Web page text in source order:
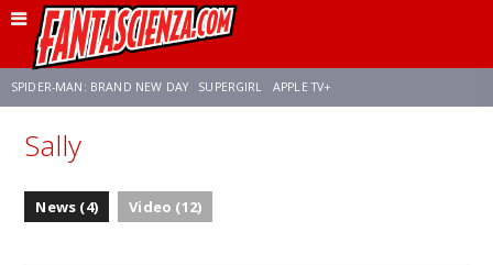
SPIDER-MAN: BRAND NEW DAY SUPERGIRL APPLE TV+
FRANCO RICCIARDIELLO
Sally
News (4) Video (12)